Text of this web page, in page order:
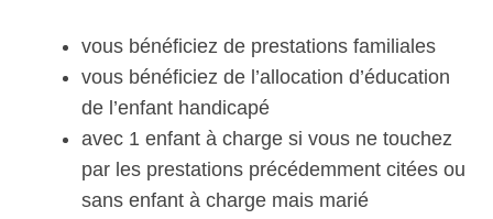
vous bénéficiez de prestations familiales
vous bénéficiez de l’allocation d’éducation
de l’enfant handicapé
avec 1 enfant à charge si vous ne touchez
par les prestations précédemment citées ou
sans enfant à charge mais marié